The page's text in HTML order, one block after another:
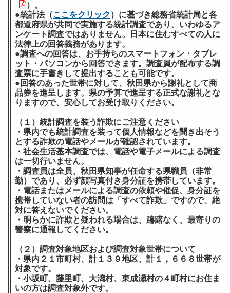
）。
●統計法（ここをクリック ）に基づき総務省統計局と各
都道府県が共同で実施する統計調査であり、いわゆるア
ンケート調査ではありません。日本に住むすべての人に
法律上の回答義務があります。
●調査への回答は、お手持ちのスマートフォン・タブレ
ット・パソコンから回答できます。調査員が配布する調
査票に手書きして提出することも可能です。
●回答のあった世帯に対して、秋田県から謝礼として商
品券を進呈します。県の予算で進呈する正式な謝礼とな
りますので、安心してお受け取りください。
（１）統計調査を装う詐欺にご注意ください
・県内でも統計調査を装って個人情報などを聞き出そう
とする詐欺の電話やメールが確認されています。
・社会生活基本調査では、電話や電子メールによる調査
は一切行いません。
・調査員は全員、秋田県知事が任命する県職員（非常
勤）であり、必ず顔写真付き身分証を携帯しています。
・電話またはメールによる調査の依頼や催促、身分証を
携帯していない者の訪問は「すべて詐欺」ですので、絶
対に答えないでください。
・明らかに詐欺と疑われる場合は、躊躇なく、最寄りの
警察に通報してください。
（２）調査対象地区および調査対象世帯について
・県内２１市町村、計１３９地区、計１，６６８世帯が
対象です。
・小坂町、藤里町、大潟村、東成瀬村の４町村にお住ま
いの方は調査対象外です。